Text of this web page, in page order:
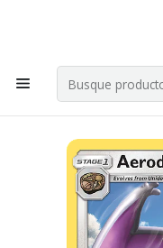
Por compras en cartas
Inicio Juegos de
Singles de Pokémon